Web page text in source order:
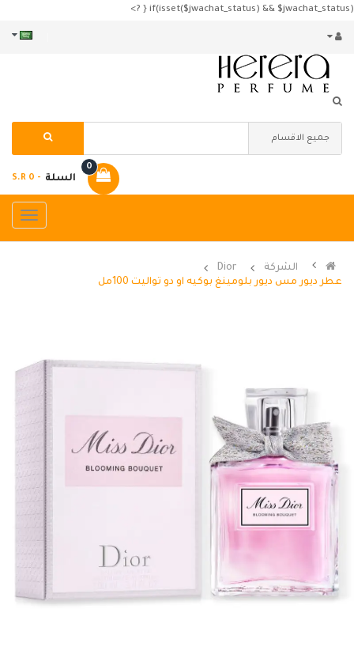
if(isset($jwachat_status) && $jwachat_status) { ?>
السلة
0
- S.R 0
الشركة
Dior
عطر ديور مس ديور بلومينغ بوكيه او دو تواليت 100مل